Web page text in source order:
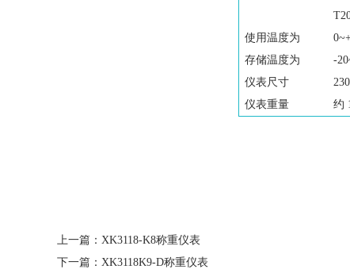
使用温度为
存储温度为
-
仪表尺寸
仪表重量
约
上一篇： XK3118-K8称重仪表
下一篇： XK3118K9-D称重仪表